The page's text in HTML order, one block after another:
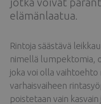
elämänlaatua.
Rintoja säästävä
nimellä lumpektomia,
joka voi olla vaihtoehto
varhaisvaiheen
poistetaan vain